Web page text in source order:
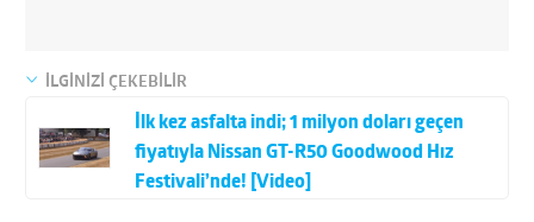
İLGİNİZİ ÇEKEBİLİR
İlk kez asfalta indi; 1 milyon doları geçen
fiyatıyla Nissan GT-R50 Goodwood Hız
Festivali’nde! [Video]